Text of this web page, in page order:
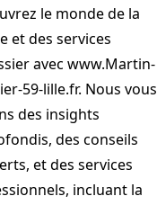
le monde de la
et des services
avec www.Martin-
59-lille.fr. Nous vous
des insights
des conseils
et des services
incluant la